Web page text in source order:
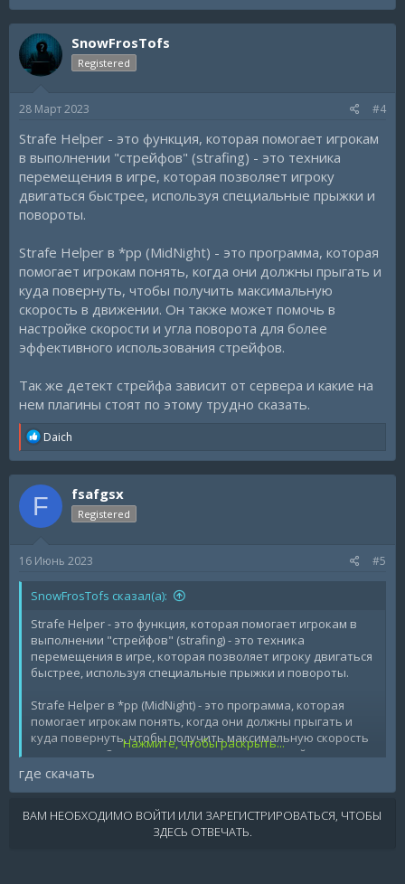
SnowFrosTofs
Registered
28 Март 2023 #4
Strafe Helper - это функция, которая помогает игрокам
в выполнении "стрейфов" (strafing) - это техника
перемещения в игре, которая позволяет игроку
двигаться быстрее, используя специальные прыжки и
повороты.
Strafe Helper в *pp (MidNight) - это программа, которая
помогает игрокам понять, когда они должны прыгать и
куда повернуть, чтобы получить максимальную
скорость в движении. Он также может помочь в
настройке скорости и угла поворота для более
эффективного использования стрейфов.
Так же детект стрейфа зависит от сервера и какие на
нем плагины стоят по этому трудно сказать.
R
a
c
i
:
Daich
F fsafgsx
Registered
16 Июнь 2023 #5
SnowFrosTofs сказал(а):
Strafe Helper - это функция, которая помогает игрокам в
выполнении "стрейфов" (strafing) - это техника
перемещения в игре, которая позволяет игроку двигаться
быстрее, используя специальные прыжки и повороты.
Strafe Helper в *pp (MidNight) - это программа, которая
помогает игрокам понять, когда они должны прыгать и
куда повернуть, чтобы получить максимальную скорость
в движении. Он также может помочь в настройке скорости
и угла поворота для более эффективного использования
стрейфов.
Так же детект стрейфа зависит от сервера и какие на нем
плагины стоят по этому трудно сказать.
Нажмите, чтобы раскрыть...
где скачать
ВАМ НЕОБХОДИМО ВОЙТИ ИЛИ ЗАРЕГИСТРИРОВАТЬСЯ, ЧТОБЫ
ЗДЕСЬ ОТВЕЧАТЬ.